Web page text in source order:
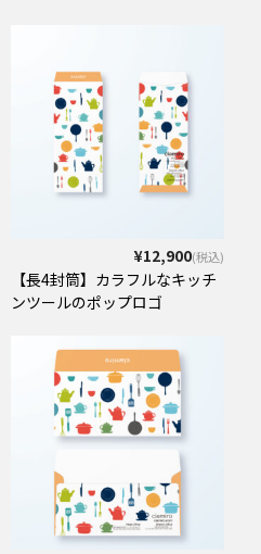
¥12,900(税込)
【長4封筒】カラフルなキッチ
ンツールのポップロゴ